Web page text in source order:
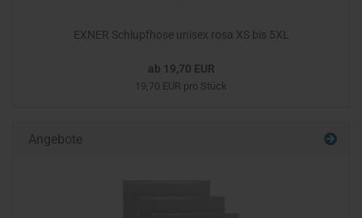
EXNER Schlupfhose unisex rosa XS bis 5XL
ab 19,70 EUR
19,70 EUR pro Stück
Angebote